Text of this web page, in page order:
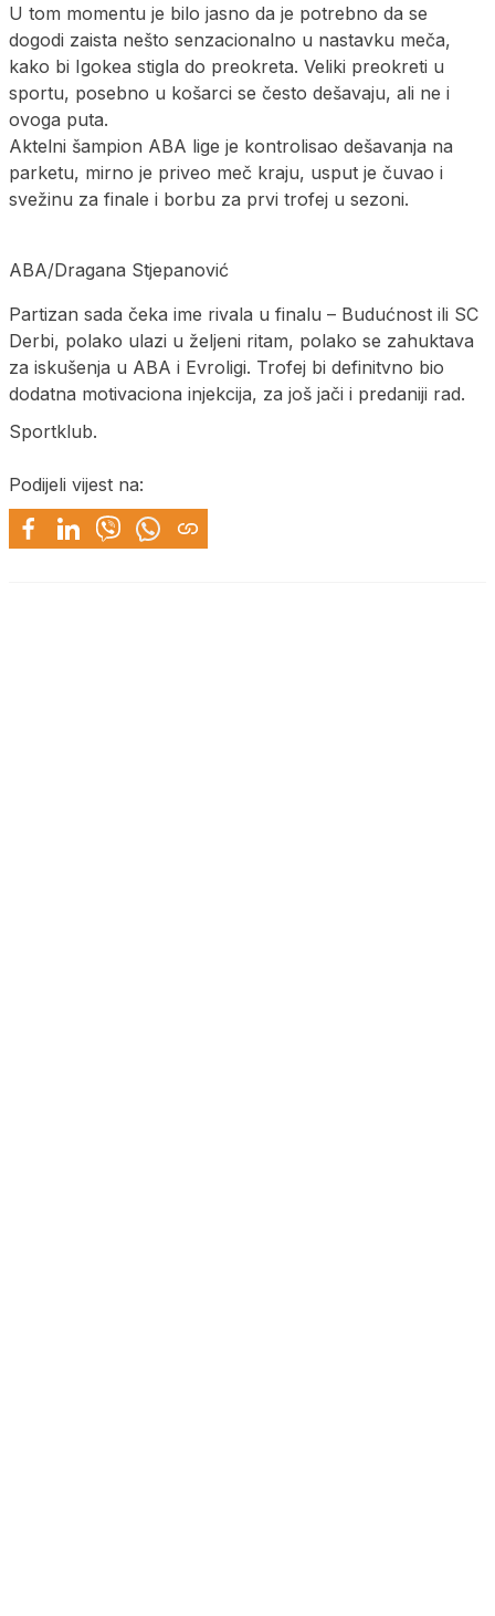
U tom momentu je bilo jasno da je potrebno da se
dogodi zaista nešto senzacionalno u nastavku meča,
kako bi Igokea stigla do preokreta. Veliki preokreti u
sportu, posebno u košarci se često dešavaju, ali ne i
ovoga puta.
Aktelni šampion ABA lige je kontrolisao dešavanja na
parketu, mirno je priveo meč kraju, usput je čuvao i
svežinu za finale i borbu za prvi trofej u sezoni.
ABA/Dragana Stjepanović
Partizan sada čeka ime rivala u finalu – Budućnost ili SC
Derbi, polako ulazi u željeni ritam, polako se zahuktava
za iskušenja u ABA i Evroligi. Trofej bi definitvno bio
dodatna motivaciona injekcija, za još jači i predaniji rad.
Sportklub.
Podijeli vijest na: